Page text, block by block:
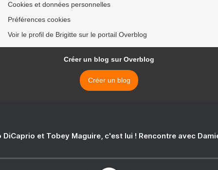
Cookies et données personnelles
Préférences cookies
Voir le profil de Brigitte sur le portail Overblog
Créer un blog sur Overblog
Créer un blog
DiCaprio et Tobey Maguire, c'est lui ! Rencontre avec